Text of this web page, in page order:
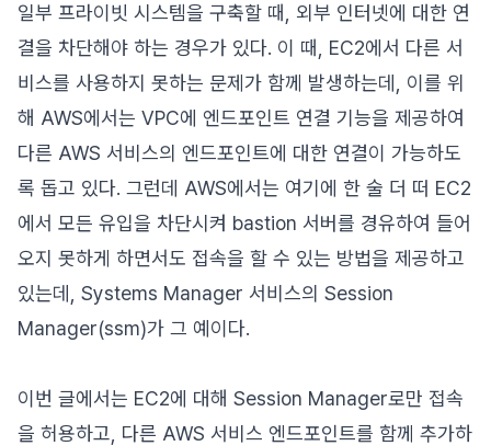
일부 프라이빗 시스템을 구축할 때, 외부 인터넷에 대한 연
결을 차단해야 하는 경우가 있다. 이 때, EC2에서 다른 서
비스를 사용하지 못하는 문제가 함께 발생하는데, 이를 위
해 AWS에서는 VPC에 엔드포인트 연결 기능을 제공하여
다른 AWS 서비스의 엔드포인트에 대한 연결이 가능하도
록 돕고 있다. 그런데 AWS에서는 여기에 한 술 더 떠 EC2
에서 모든 유입을 차단시켜 bastion 서버를 경유하여 들어
오지 못하게 하면서도 접속을 할 수 있는 방법을 제공하고
있는데, Systems Manager 서비스의 Session
Manager(ssm)가 그 예이다.
이번 글에서는 EC2에 대해 Session Manager로만 접속
을 허용하고, 다른 AWS 서비스 엔드포인트를 함께 추가하